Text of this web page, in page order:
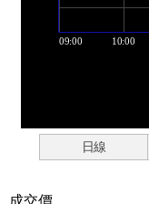
日線
成交價